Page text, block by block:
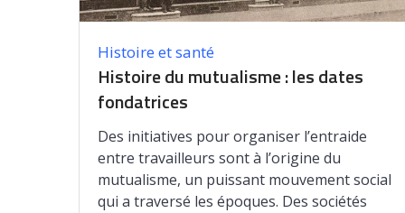
Histoire et santé
Histoire du mutualisme : les dates
fondatrices
Des initiatives pour organiser l’entraide
entre travailleurs sont à l’origine du
mutualisme, un puissant mouvement social
qui a traversé les époques. Des sociétés